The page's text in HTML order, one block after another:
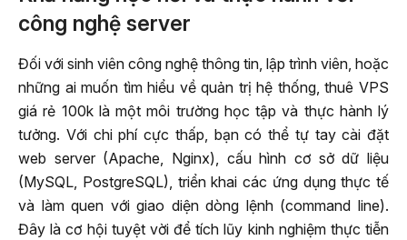
công nghệ server
Đối với sinh viên công nghệ thông tin, lập trình viên, hoặc
những ai muốn tìm hiểu về quản trị hệ thống, thuê VPS
giá rẻ 100k là một môi trường học tập và thực hành lý
tưởng. Với chi phí cực thấp, bạn có thể tự tay cài đặt
web server (Apache, Nginx), cấu hình cơ sở dữ liệu
(MySQL, PostgreSQL), triển khai các ứng dụng thực tế
và làm quen với giao diện dòng lệnh (command line).
Đây là cơ hội tuyệt vời để tích lũy kinh nghiệm thực tiễn